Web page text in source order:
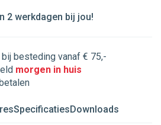
2 werkdagen bij jou!
bij besteding vanaf € 75,-
morgen in huis
SpecificatiesDownloads